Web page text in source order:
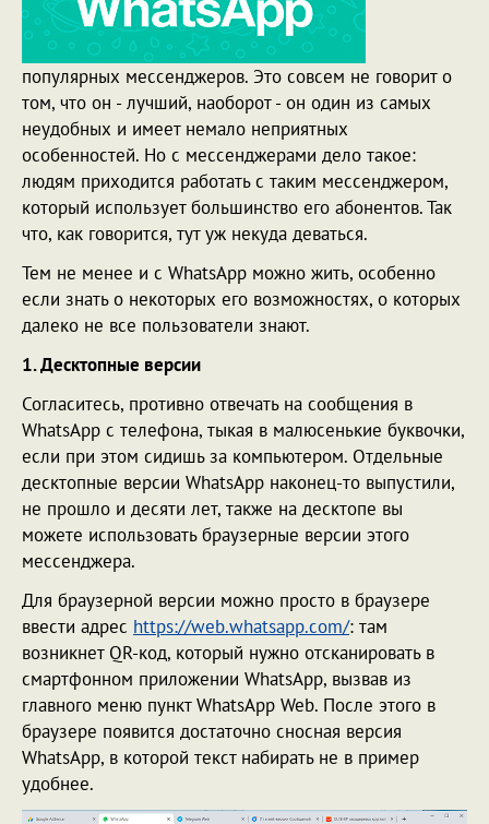
популярных мессенджеров. Это совсем не говорит о
том, что он - лучший, наоборот - он один из самых
неудобных и имеет немало неприятных
особенностей. Но с мессенджерами дело такое:
людям приходится работать с таким мессенджером,
который использует большинство его абонентов. Так
что, как говорится, тут уж некуда деваться.
Тем не менее и с WhatsApp можно жить, особенно
если знать о некоторых его возможностях, о которых
далеко не все пользователи знают.
1. Десктопные версии
Согласитесь, противно отвечать на сообщения в
WhatsApp с телефона, тыкая в малюсенькие буквочки,
если при этом сидишь за компьютером. Отдельные
десктопные версии WhatsApp наконец-то выпустили,
не прошло и десяти лет, также на десктопе вы
можете использовать браузерные версии этого
мессенджера.
Для браузерной версии можно просто в браузере
ввести адрес https://web.whatsapp.com/: там
возникнет QR-код, который нужно отсканировать в
смартфонном приложении WhatsApp, вызвав из
главного меню пункт WhatsApp Web. После этого в
браузере появится достаточно сносная версия
WhatsApp, в которой текст набирать не в пример
удобнее.